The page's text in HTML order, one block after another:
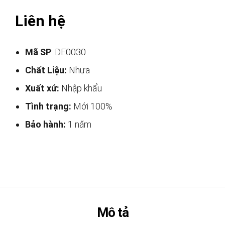
Liên hệ
Mã SP: DE0030
Chất Liệu: Nhựa
Xuất xứ: Nhập khẩu
Tình trạng: Mới 100%
Bảo hành: 1 năm
Mô tả